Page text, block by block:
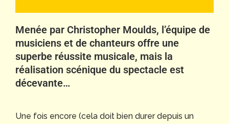
Menée par Christopher Moulds, l’équipe de
musiciens et de chanteurs offre une
superbe réussite musicale, mais la
réalisation scénique du spectacle est
décevante…
Une fois encore (cela doit bien durer depuis un